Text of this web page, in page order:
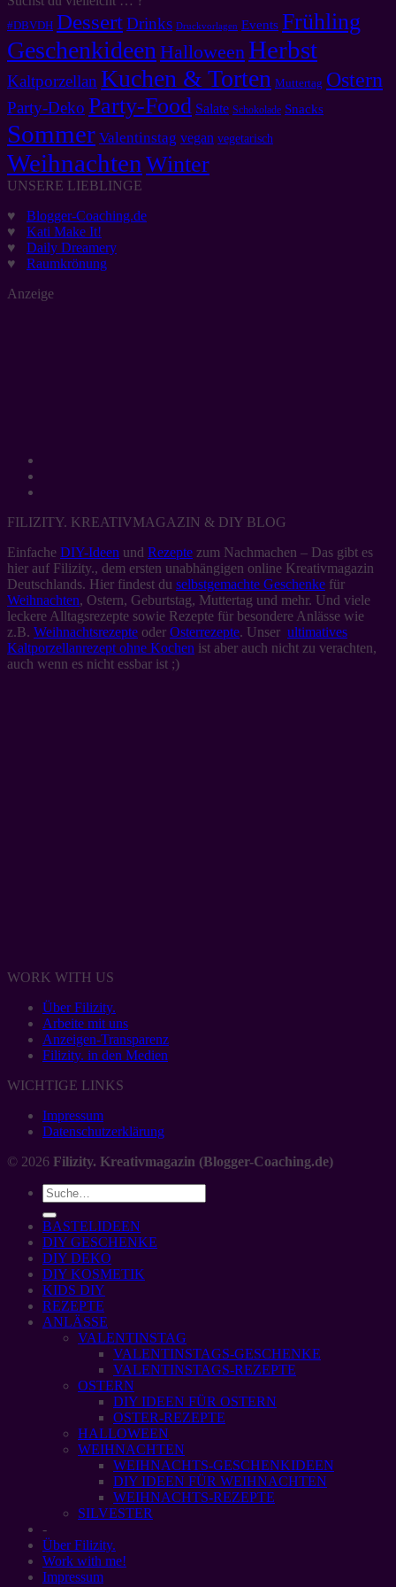
#DBVDH DessertDrinks Druckvorlagen Events Frühling
Geschenkideen HalloweenHerbst
Kaltporzellan Kuchen & Torten Muttertag Ostern
Party-Deko Party-Food Salate Schokolade Snacks
Sommer Valentinstag vegan vegetarisch
Weihnachten Winter
UNSERE LIEBLINGE
♥ Blogger-Coaching.de
♥ Kati Make It!
♥ Daily Dreamery
♥ Raumkrönung
Anzeige
FILIZITY. KREATIVMAGAZIN & DIY BLOG
Einfache DIY-Ideen und Rezepte zum Nachmachen – Das gibt es
hier auf Filizity., dem ersten unabhängigen online Kreativmagazin
Deutschlands. Hier findest du selbstgemachte Geschenke für
Weihnachten, Ostern, Geburtstag, Muttertag und mehr. Und viele
leckere Alltagsrezepte sowie Rezepte für besondere Anlässe wie
z.B. Weihnachtsrezepte oder Osterrezepte. Unser ultimatives
Kaltporzellanrezept ohne Kochen ist aber auch nicht zu verachten,
auch wenn es nicht essbar ist ;)
WORK WITH US
Über Filizity.
Arbeite mit uns
Anzeigen-Transparenz
Filizity. in den Medien
WICHTIGE LINKS
Impressum
Datenschutzerklärung
© 2026 Filizity. Kreativmagazin (Blogger-Coaching.de)
BASTELIDEEN
DIY GESCHENKE
DIY DEKO
DIY KOSMETIK
KIDS DIY
REZEPTE
ANLÄSSE
VALENTINSTAG
VALENTINSTAGS-GESCHENKE
VALENTINSTAGS-REZEPTE
OSTERN
DIY IDEEN FÜR OSTERN
OSTER-REZEPTE
HALLOWEEN
WEIHNACHTEN
WEIHNACHTS-GESCHENKIDEEN
DIY IDEEN FÜR WEIHNACHTEN
WEIHNACHTS-REZEPTE
SILVESTER
-
Über Filizity.
Work with me!
Impressum